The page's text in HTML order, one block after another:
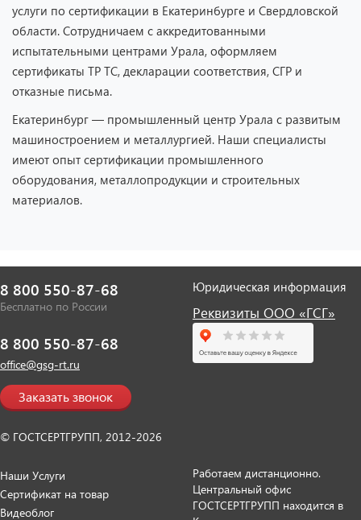
услуги по сертификации в Екатеринбурге и Свердловской
области. Сотрудничаем с аккредитованными
испытательными центрами Урала, оформляем
сертификаты ТР ТС, декларации соответствия, СГР и
отказные письма.
Екатеринбург — промышленный центр Урала с развитым
машиностроением и металлургией. Наши специалисты
имеют опыт сертификации промышленного
оборудования, металлопродукции и строительных
материалов.
8 800 550-87-68
Бесплатно по России
8 800 550-87-68
office@gsg-rt.ru
Заказать звонок
© ГОСТСЕРТГРУПП, 2012-2026
Юридическая информация
Реквизиты ООО «ГСГ»
Наши Услуги
Сертификат на товар
Видеоблог
Работаем дистанционно.
Центральный офис
ГОСТСЕРТГРУПП находится в